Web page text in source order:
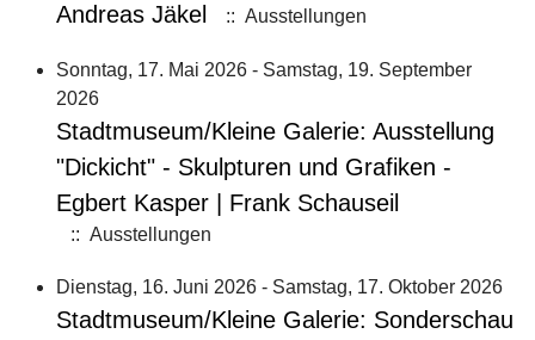
Andreas Jäkel
:: Ausstellungen
Sonntag, 17. Mai 2026 - Samstag, 19. September
2026
Stadtmuseum/Kleine Galerie: Ausstellung
"Dickicht" - Skulpturen und Grafiken -
Egbert Kasper | Frank Schauseil
:: Ausstellungen
Dienstag, 16. Juni 2026 - Samstag, 17. Oktober 2026
Stadtmuseum/Kleine Galerie: Sonderschau